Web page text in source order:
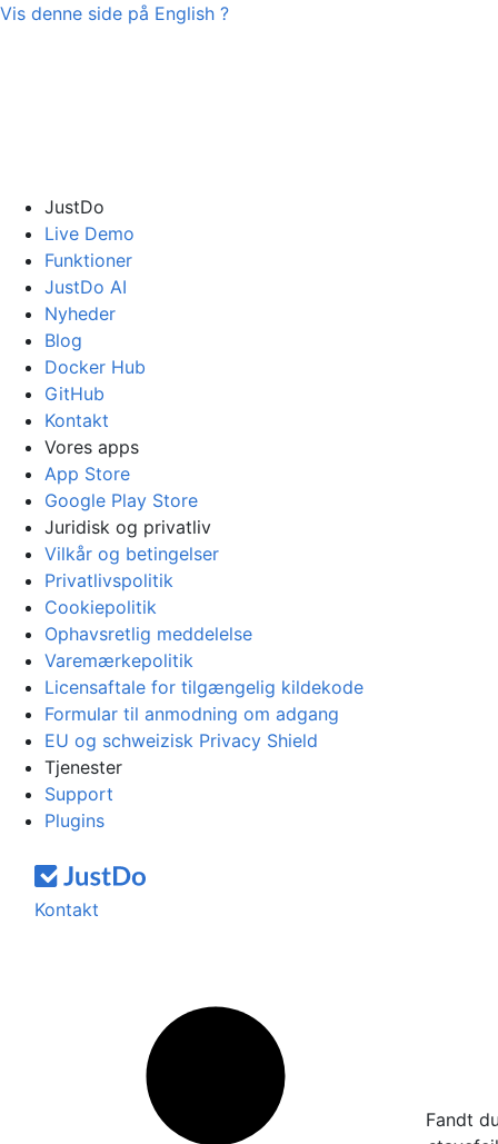
Vis denne side på English ?
JustDo
Live Demo
Funktioner
JustDo AI
Nyheder
Blog
Docker Hub
GitHub
Kontakt
Vores apps
App Store
Google Play Store
Juridisk og privatliv
Vilkår og betingelser
Privatlivspolitik
Cookiepolitik
Ophavsretlig meddelelse
Varemærkepolitik
Licensaftale for tilgængelig kildekode
Formular til anmodning om adgang
EU og schweizisk Privacy Shield
Tjenester
Support
Plugins
Kontakt
Fandt